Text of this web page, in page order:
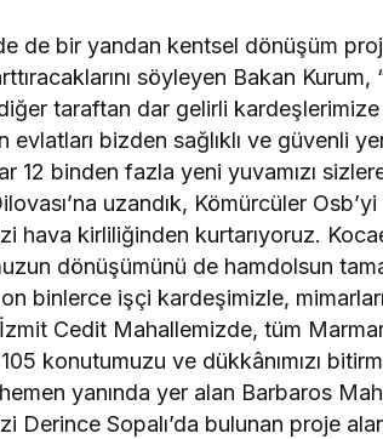
de bir yandan kentsel dönüşüm
söyleyen Bakan Kurum,
taraftan dar gelirli
evlatları bizden sağlıklı ve güvenli
12 binden fazla yeni yuvamızı
uzandık, Kömürcüler
hava kirliliğinden kurtarıyoruz.
dönüşümünü de hamdolsun
binlerce işçi kardeşimizle,
Cedit Mahallemizde, tüm
konutumuzu ve dükkânımızı
hemen yanında yer alan Barbaros
Derince Sopalı’da bulunan proje